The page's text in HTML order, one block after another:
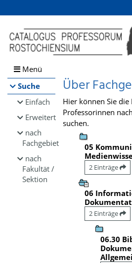
Browsen
direkt zum Inhalt
Menü
Suche
Einfach
Erweitert
nach
Fachgebiet
nach
Fakultät /
Sektion
Über
Hier können Sie
Professorinnen
suchen.
05
2 Einträge
06
2 Einträge
06.30